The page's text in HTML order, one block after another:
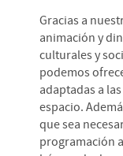
Gracias a
animación y
culturales y
podemos
adaptadas a
espacio.
que sea
programación